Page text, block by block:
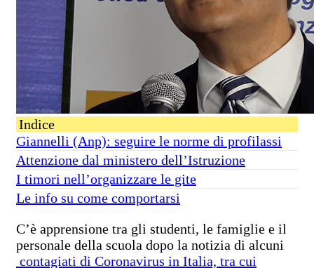
Indice
Giannelli (Anp): seguire le norme di profilassi
Attenzione dal ministero dell’Istruzione
I timori nell’organizzare le gite
Le info su come comportarsi
C’è apprensione tra gli studenti, le famiglie e il
personale della scuola dopo la notizia di alcuni
contagiati di Coronavirus in Italia, tra cui